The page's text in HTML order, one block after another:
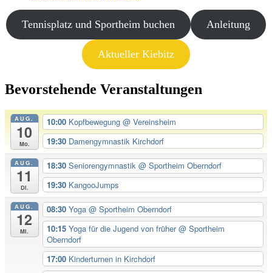
Tennisplatz und Sportheim buchen Anleitung
Aktueller Kiebitz
Bevorstehende Veranstaltungen
AUG.
10
Mo.
10:00 Kopfbewegung @ Vereinsheim
19:30 Damengymnastik Kirchdorf
AUG.
11
Di.
18:30 Seniorengymnastik @ Sportheim Oberndorf
19:30 KangooJumps
AUG.
12
Mi.
08:30 Yoga @ Sportheim Oberndorf
10:15 Yoga für die Jugend von früher@ Sportheim
Oberndorf
17:00 Kinderturnen in Kirchdorf